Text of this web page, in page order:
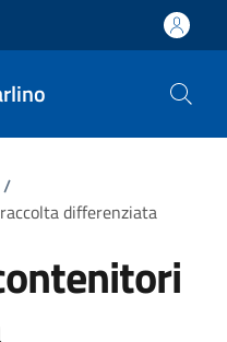
/
differenziata